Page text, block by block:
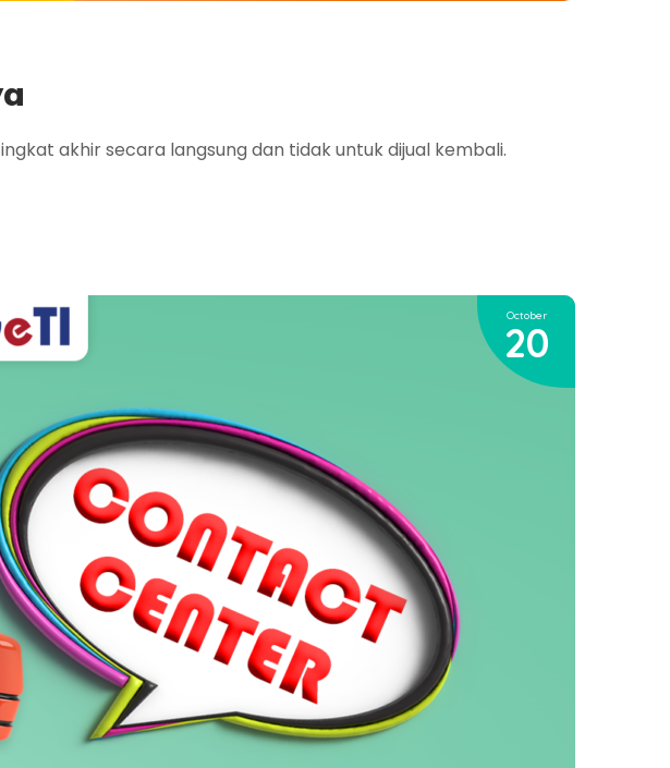
akhir secara langsung dan tidak untuk dijual kembali.
October
20